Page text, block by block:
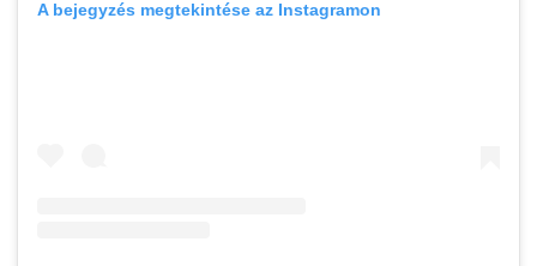
A bejegyzés megtekintése az Instagramon